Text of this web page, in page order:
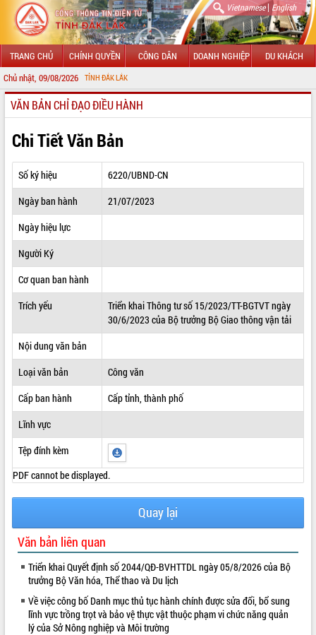
Vietnamese| English
TRANG CHỦ CHÍNH QUYỀN CÔNG DÂN DOANH NGHIỆP DU KHÁCH
Chủ nhật, 09/08/2026
TIN ĐIỆN TỬ TỈNH ĐẮK LẮK
GIỚI THIỆU
LÃNH ĐẠO UBND TỈNH
TIN TỨC SỰ KIỆN
SỞ, BAN, NGÀNH
THÔNG TIN CHỈ ĐẠO ĐIỀU HÀNH
HỆ THỐNG VĂN BẢN
VĂN BẢN HĐND TỈNH
ĐIỂM TIN VĂN BẢN
VĂN BẢN CHỈ ĐẠO ĐIỀU HÀNH
Chi Tiết Văn Bản
Số ký hiệu
6220/UBND-CN
Ngày ban hành
21/07/2023
Ngày hiệu lực
Người Ký
Cơ quan ban hành
Trích yếu
Triển khai Thông tư số 15/2023/TT-BGTVT ngày
30/6/2023 của Bộ trưởng Bộ Giao thông vận tải
Nội dung văn bản
Loại văn bản
Công văn
Cấp ban hành
Cấp tỉnh, thành phố
Lĩnh vực
Tệp đính kèm
PDF cannot be displayed.
Quay lại
Văn bản liên quan
Triển khai Quyết định số 2044/QĐ-BVHTTDL ngày 05/8/2026 của Bộ
trưởng Bộ Văn hóa, Thể thao và Du lịch
Về việc công bố Danh mục thủ tục hành chính được sửa đổi, bổ sung
lĩnh vực trồng trọt và bảo vệ thực vật thuộc phạm vi chức năng quản
lý của Sở Nông nghiệp và Môi trường